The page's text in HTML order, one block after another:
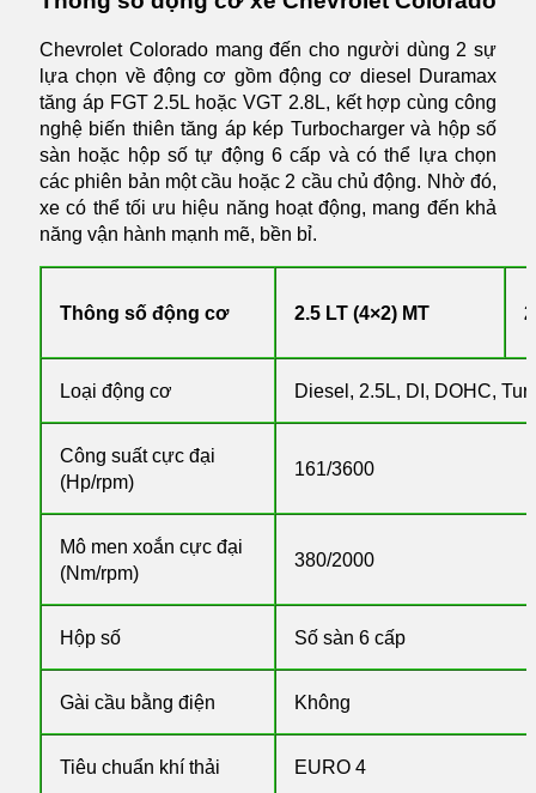
Chevrolet Colorado mang đến cho người dùng 2 sự
lựa chọn về động cơ gồm động cơ diesel Duramax
tăng áp FGT 2.5L hoặc VGT 2.8L, kết hợp cùng công
nghệ biến thiên tăng áp kép Turbocharger và hộp số
sàn hoặc hộp số tự động 6 cấp và có thể lựa chọn
các phiên bản một cầu hoặc 2 cầu chủ động. Nhờ đó,
xe có thể tối ưu hiệu năng hoạt động, mang đến khả
năng vận hành mạnh mẽ, bền bỉ.
Thông số động cơ 2.5 LT (4×2) MT
Loại động cơ Diesel, 2.5L, DI, DOHC,
Công suất cực đại
(Hp/rpm)
161/3600
Mô men xoắn cực đại
(Nm/rpm)
380/2000
Hộp số Số sàn 6 cấp
Gài cầu bằng điện Không
Tiêu chuẩn khí thải EURO 4